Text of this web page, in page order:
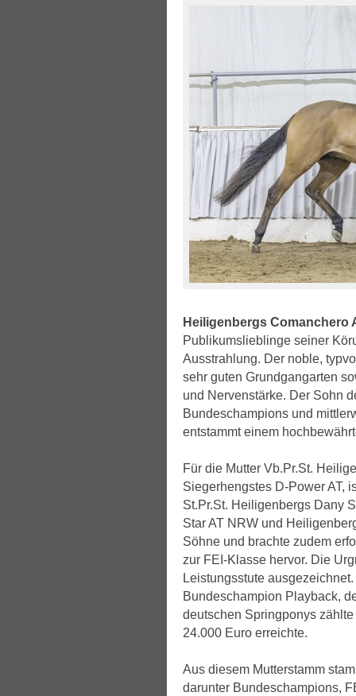
Heiligenbergs Comanchero
Publikumslieblinge seiner
Ausstrahlung. Der noble,
sehr guten Grundgangarten
und Nervenstärke. Der Sohn
Bundeschampions und
entstammt einem
Für die Mutter Vb.Pr.St.
Siegerhengstes D-Power AT,
St.Pr.St. Heiligenbergs Dany
Star AT NRW und
Söhne und brachte zudem
zur FEI-Klasse hervor. Die
Leistungsstute
Bundeschampion Playback,
deutschen Springponys
24.000 Euro erreichte.
Aus diesem Mutterstamm
darunter Bundeschampions,